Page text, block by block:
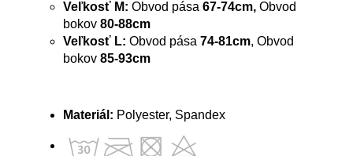
Veľkosť M: Obvod pása 67-74cm, Obvod
bokov 80-88cm
Veľkosť L: Obvod pása 74-81cm, Obvod
bokov 85-93cm
Materiál: Polyester, Spandex